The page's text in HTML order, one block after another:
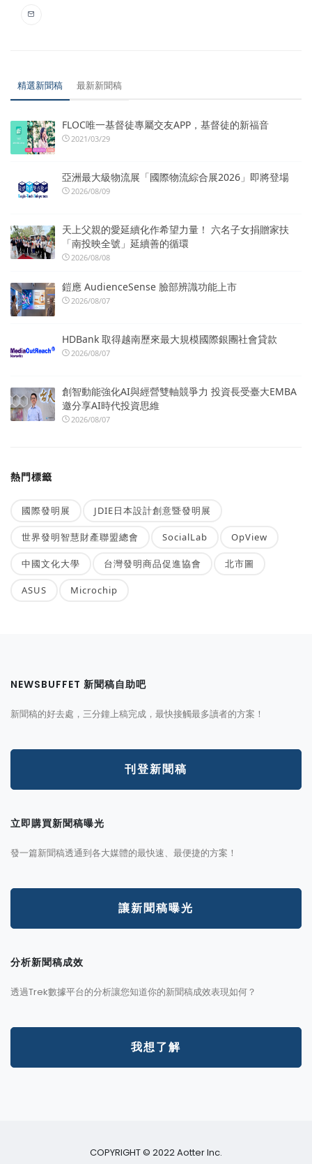
精選新聞稿 最新新聞稿
FLOC唯一基督徒專屬交友APP，基督徒的新福音
2021/03/29
亞洲最大級物流展「國際物流綜合展2026」即將登場
2026/08/09
天上父親的愛延續化作希望力量！ 六名子女捐贈家扶
「南投映全號」延續善的循環
2026/08/08
鎧應 AudienceSense 臉部辨識功能上市
2026/08/07
HDBank 取得越南歷來最大規模國際銀團社會貸款
2026/08/07
創智動能強化AI與經營雙軸競爭力 投資長受臺大EMBA
邀分享AI時代投資思維
2026/08/07
熱門標籤
國際發明展 JDIE日本設計創意暨發明展
世界發明智慧財產聯盟總會 SocialLab OpView
中國文化大學 台灣發明商品促進協會 北市圖
ASUS Microchip
NEWSBUFFET 新聞稿自助吧
新聞稿的好去處，三分鐘上稿完成，最快接觸最多讀者的方案！
刊登新聞稿
立即購買新聞稿曝光
發一篇新聞稿透通到各大媒體的最快速、最便捷的方案！
讓新聞稿曝光
分析新聞稿成效
透過Trek數據平台的分析讓您知道你的新聞稿成效表現如何？
我想了解
COPYRIGHT © 2022 Aotter Inc.